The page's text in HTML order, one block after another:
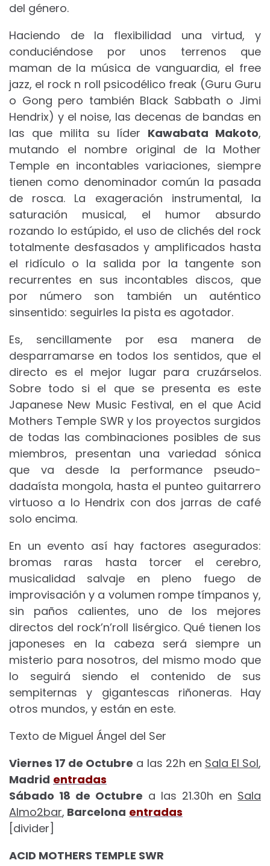
del género.
Haciendo de la flexibilidad una virtud, y
conduciéndose por unos terrenos que
maman de la música de vanguardia, el free
jazz, el rock n roll psicodélico freak (Guru Guru
o Gong pero también Black Sabbath o Jimi
Hendrix) y el noise, las decenas de bandas en
las que milita su líder Kawabata Makoto,
mutando el nombre original de la Mother
Temple en incontables variaciones, siempre
tienen como denominador común la pasada
de rosca. La exageración instrumental, la
saturación musical, el humor absurdo
rozando lo estúpido, el uso de clichés del rock
totalmente desfasados y amplificados hasta
el ridículo o la salida por la tangente son
recurrentes en sus incontables discos, que
por número son también un auténtico
sinsentido: seguirles la pista es agotador.
Es, sencillamente por esa manera de
desparramarse en todos los sentidos, que el
directo es el mejor lugar para cruzárselos.
Sobre todo si el que se presenta es este
Japanese New Music Festival, en el que Acid
Mothers Temple SWR y los proyectos surgidos
de todas las combinaciones posibles de sus
miembros, presentan una variedad sónica
que va desde la performance pseudo-
dadaísta mongola, hasta el punteo guitarrero
virtuoso a lo Hendrix con dos jarras de café
solo encima.
En un evento así hay factores asegurados:
bromas raras hasta torcer el cerebro,
musicalidad salvaje en pleno fuego de
improvisación y a volumen rompe tímpanos y,
sin paños calientes, uno de los mejores
directos del rock’n’roll lisérgico. Qué tienen los
japoneses en la cabeza será siempre un
misterio para nosotros, del mismo modo que
lo seguirá siendo el contenido de sus
sempiternas y gigantescas riñoneras. Hay
otros mundos, y están en este.
Texto de Miguel Ángel del Ser
Viernes 17 de Octubre a las 22h en Sala El Sol,
Madrid entradas
Sábado 18 de Octubre a las 21.30h en Sala
Almo2bar, Barcelona entradas
[divider]
ACID MOTHERS TEMPLE SWR